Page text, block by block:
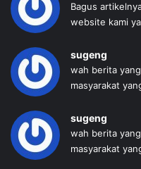
Bagus
website kami
sugeng
wah berita
masyarakat
sugeng
wah berita
masyarakat